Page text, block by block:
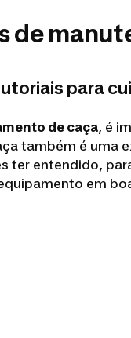
de
para
de caça, é
também é uma
ter entendido,
em